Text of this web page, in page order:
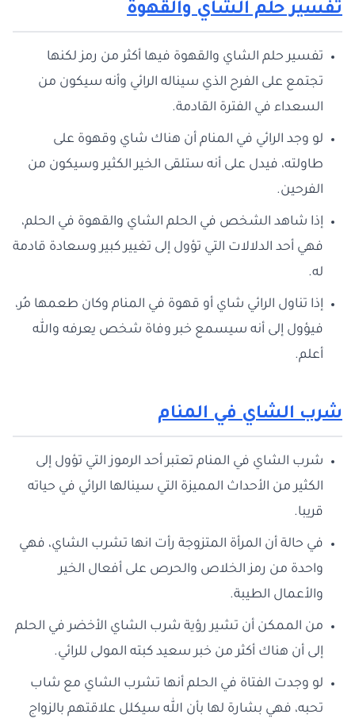
تفسير حلم الشاي والقهوة
تفسير حلم الشاي والقهوة فيها أكثر من رمز لكنها
تجتمع على الفرح الذي سيناله الرائي وأنه سيكون من
السعداء في الفترة القادمة.
لو وجد الرائي في المنام أن هناك شاي وقهوة على
طاولته، فيدل على أنه ستلقى الخير الكثير وسيكون من
الفرحين.
إذا شاهد الشخص في الحلم الشاي والقهوة في الحلم،
فهي أحد الدلالات التي تؤول إلى تغيير كبير وسعادة قادمة
له.
إذا تناول الرائي شاي أو قهوة في المنام وكان طعمها مُر،
فيؤول إلى أنه سيسمع خبر وفاة شخص يعرفه والله
أعلم.
شرب الشاي في المنام
شرب الشاي في المنام تعتبر أحد الرموز التي تؤول إلى
الكثير من الأحداث المميزة التي سينالها الرائي في حياته
قريبا.
في حالة أن المرأة المتزوجة رأت انها تشرب الشاي، فهي
واحدة من رمز الخلاص والحرص على أفعال الخير
والأعمال الطيبة.
من الممكن أن تشير رؤية شرب الشاي الأخضر في الحلم
إلى أن هناك أكثر من خبر سعيد كبته المولى للرائي.
لو وجدت الفتاة في الحلم أنها تشرب الشاي مع شاب
تحبه، فهي بشارة لها بأن الله سيكلل علاقتهم بالزواج